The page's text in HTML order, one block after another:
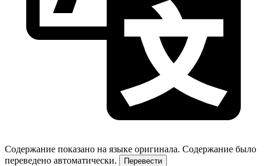
Содержание показано на языке оригинала. Содержание было
переведено автоматически.
Перевести